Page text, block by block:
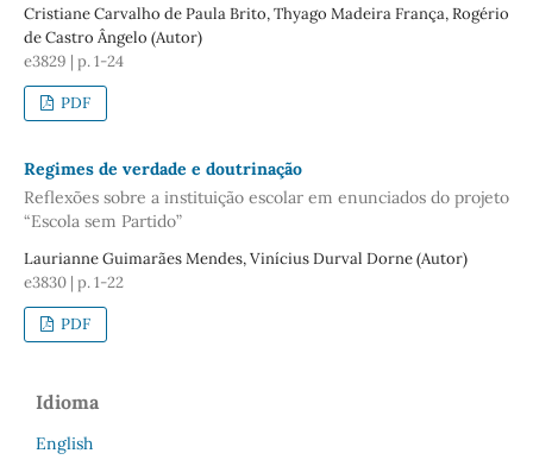
Cristiane Carvalho de Paula Brito, Thyago Madeira França, Rogério
de Castro Ângelo (Autor)
e3829 | p. 1-24
PDF
Regimes de verdade e doutrinação
Reflexões sobre a instituição escolar em enunciados do projeto
“Escola sem Partido”
Laurianne Guimarães Mendes, Vinícius Durval Dorne (Autor)
e3830 | p. 1-22
PDF
Idioma
English